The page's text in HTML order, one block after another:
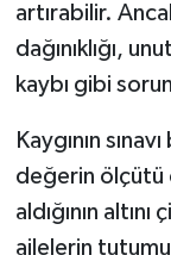
artırabilir.
dağınıklığı,
kaybı gibi
Kaygının
değerin ölçütü
aldığının
ailelerin